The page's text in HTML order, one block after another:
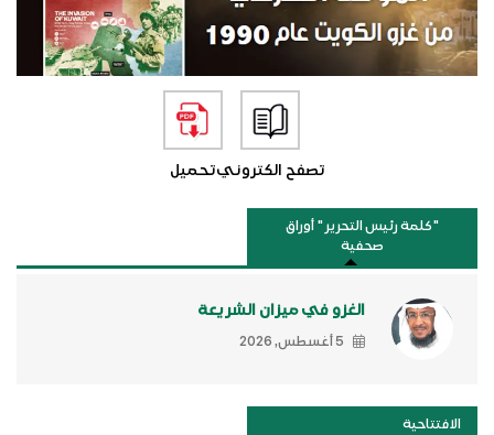
تصفح الكترونيتحميل
"كلمة رئيس التحرير " أوراق
صحفية
الغزو في ميزان الشريعة
5 أغسطس, 2026
الافتتاحية